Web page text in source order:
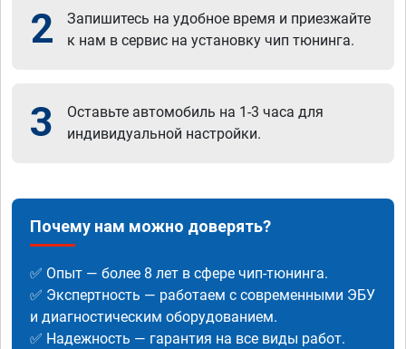
2
Запишитесь на удобное время и приезжайте
к нам в сервис на установку чип тюнинга.
3
Оставьте автомобиль на 1-3 часа для
индивидуальной настройки.
Почему нам можно доверять?
✅ Опыт — более 8 лет в сфере чип-тюнинга.
✅ Экспертность — работаем с современными ЭБУ
и диагностическим оборудованием.
✅ Надежность — гарантия на все виды работ.